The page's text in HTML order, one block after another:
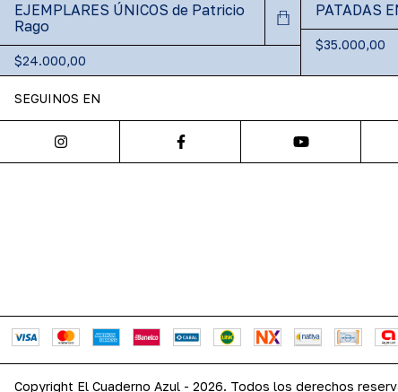
EJEMPLARES ÚNICOS de Patricio
Rago
$24.000,00
PATADAS
$35.000,00
SEGUINOS EN
Copyright El Cuaderno Azul - 2026. Todos los derechos